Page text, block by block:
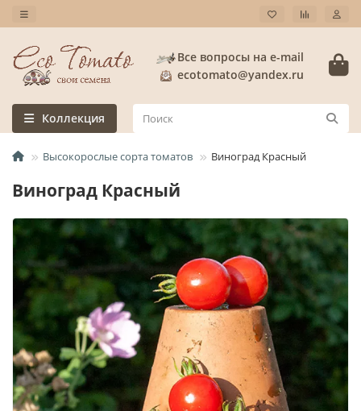
Все вопросы на e-mail
ecotomato@yandex.ru
Коллекция
Высокорослые сорта томатов Виноград Красный
Виноград Красный